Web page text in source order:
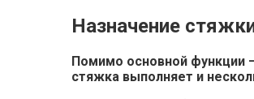
Назначение
Помимо основной функции
стяжка выполняет и